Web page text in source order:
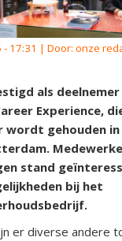
17:31 | Door: onze
als deelnemer
Experience,
wordt gehouden in
stand
bij het
er diverse andere